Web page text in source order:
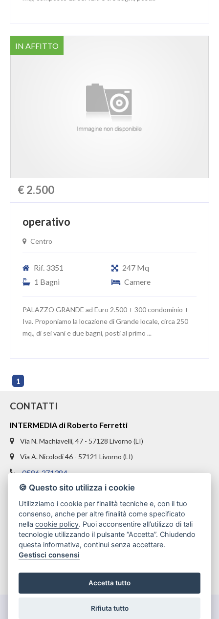
IN AFFITTO
€ 2.500
operativo
Centro
Rif. 3351
247 Mq
1 Bagni
Camere
PALAZZO GRANDE ad Euro 2.500 + 300 condominio +
Iva. Proponiamo la locazione di Grande locale, circa 250
mq., di sei vani e due bagni, posti al primo ...
1
CONTATTI
INTERMEDIA di Roberto Ferretti
Via N. Machiavelli, 47 - 57128 Livorno (LI)
Via A. Nicolodi 46 - 57121 Livorno (LI)
0586 371384
328 1654969
info@intermediaimmobiliare.com
🍪 Questo sito utilizza i cookie
Utilizziamo i cookie per finalità tecniche e, con il tuo
consenso, anche per altre finalità come specificato
nellacookie policy. Puoi acconsentire all’utilizzo di tali
tecnologie utilizzando il pulsante “Accetta”. Chiudendo
questa informativa, continui senza accettare.
Gestisci consensi
Accetta tutto
Rifiuta tutto